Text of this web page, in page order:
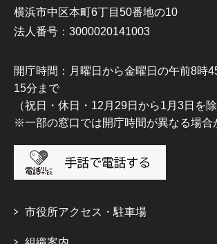
横浜市中区本町6丁目50番地の10
法人番号：3000020141003
開庁時間：月曜日から金曜日の午前8時
15分まで
（祝日・休日・12月29日から1月3日を除
※一部の窓口では開庁時間が異なる場合
市役所アクセス・駐車場